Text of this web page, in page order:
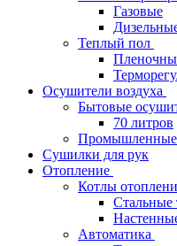
Газовые
Теплый пол
Осушители воздуха
Бытовые
70 литров
Промышленные
Сушилки для рук
Отопление
Котлы
Стальные
Автоматика